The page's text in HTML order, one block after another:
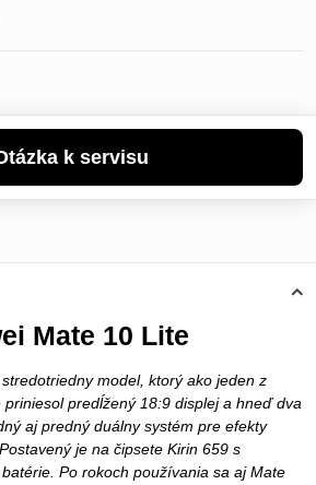
Mate 10 Lite
model, ktorý ako jeden z
predĺžený 18:9 displej a hneď dva
aj predný duálny systém pre efekty
je na čipsete Kirin 659 s
Po rokoch používania sa aj Mate